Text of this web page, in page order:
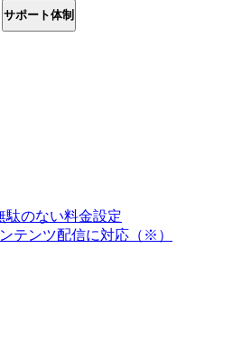
サポート体制
のない料金設定
テンツ配信に対応（※）